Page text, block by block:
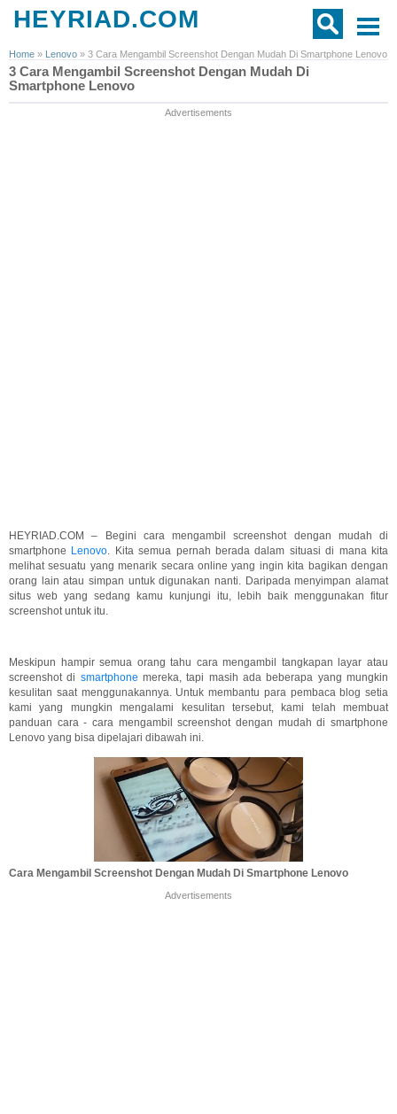
HEYRIAD.COM
Home » Lenovo » 3 Cara Mengambil Screenshot Dengan Mudah Di Smartphone Lenovo
3 Cara Mengambil Screenshot Dengan Mudah Di
Smartphone Lenovo
Advertisements
HEYRIAD.COM – Begini cara mengambil screenshot dengan mudah di
smartphone Lenovo. Kita semua pernah berada dalam situasi di mana kita
melihat sesuatu yang menarik secara online yang ingin kita bagikan dengan
orang lain atau simpan untuk digunakan nanti. Daripada menyimpan alamat
situs web yang sedang kamu kunjungi itu, lebih baik menggunakan fitur
screenshot untuk itu.
Meskipun hampir semua orang tahu cara mengambil tangkapan layar atau
screenshot di smartphone mereka, tapi masih ada beberapa yang mungkin
kesulitan saat menggunakannya. Untuk membantu para pembaca blog setia
kami yang mungkin mengalami kesulitan tersebut, kami telah membuat
panduan cara - cara mengambil screenshot dengan mudah di smartphone
Lenovo yang bisa dipelajari dibawah ini.
Cara Mengambil Screenshot Dengan Mudah Di Smartphone Lenovo
Advertisements